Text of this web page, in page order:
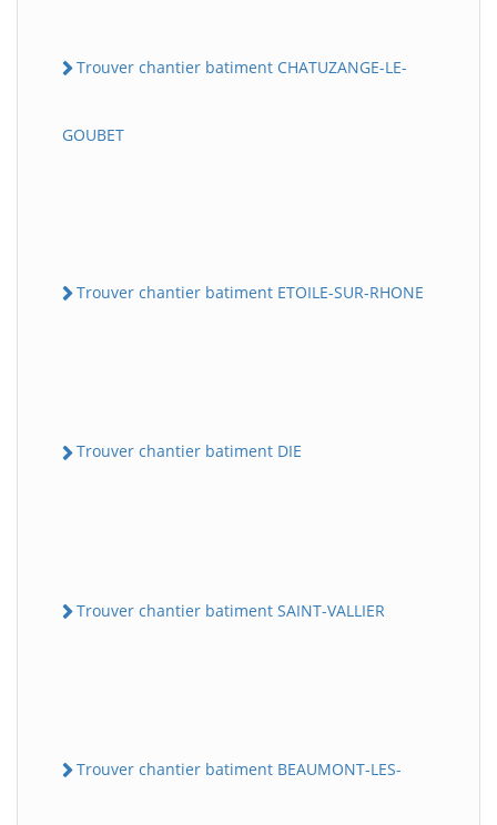
Trouver chantier batiment CHATUZANGE-LE-
GOUBET
Trouver chantier batiment ETOILE-SUR-RHONE
Trouver chantier batiment DIE
Trouver chantier batiment SAINT-VALLIER
Trouver chantier batiment BEAUMONT-LES-